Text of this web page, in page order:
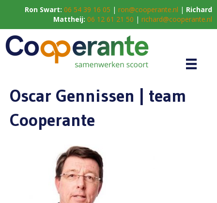
Ron Swart: 06 54 39 16 05 | ron@cooperante.nl | Richard
Mattheij: 06 12 61 21 50 | richard@cooperante.nl
Oscar Gennissen | team
Cooperante